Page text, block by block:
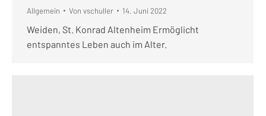
Allgemein Von vschuller 14. Juni 2022
Weiden, St. Konrad Altenheim Ermöglicht
entspanntes Leben auch im Alter.